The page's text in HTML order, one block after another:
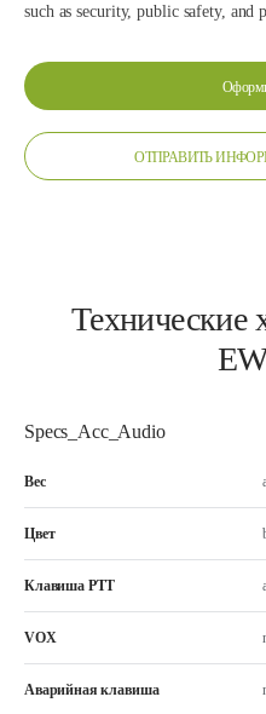
such as security, public safety, and
ОТПРАВИТЬ
Технические
Specs_Acc_Audio
Вес
Цвет
Клавиша РТТ
VOX
Аварийная клавиша